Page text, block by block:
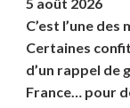
C’est l’une
Certaines
d’un rappel de
France… pour